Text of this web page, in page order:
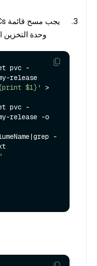
وحدة التخزين
pvc -
release
$1}'
>
pvc -
release -o
-